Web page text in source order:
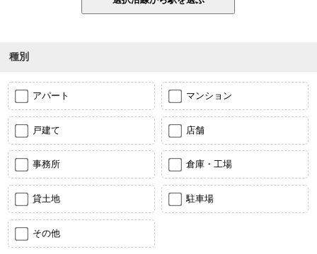
種別
アパート マンション
戸建て 店舗
事務所 倉庫・工場
貸土地 駐車場
その他